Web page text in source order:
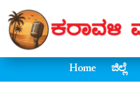
Home ಜಿಲ್ಲೆ